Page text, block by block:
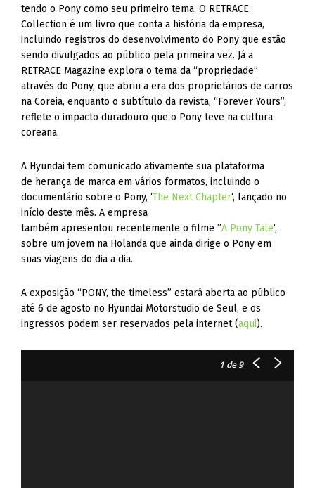
tendo o Pony como seu primeiro tema. O RETRACE
Collection é um livro que conta a história da empresa,
incluindo registros do desenvolvimento do Pony que estão
sendo divulgados ao público pela primeira vez. Já a
RETRACE Magazine explora o tema da “propriedade”
através do Pony, que abriu a era dos proprietários de carros
na Coreia, enquanto o subtítulo da revista, “Forever Yours”,
reflete o impacto duradouro que o Pony teve na cultura
coreana.
A Hyundai tem comunicado ativamente sua plataforma
de herança de marca em vários formatos, incluindo o
documentário sobre o Pony, ‘The Next Chapter‘, lançado no
início deste mês. A empresa
também apresentou recentemente o filme ”A Pony Tale‘,
sobre um jovem na Holanda que ainda dirige o Pony em
suas viagens do dia a dia.
A exposição “PONY, the timeless” estará aberta ao público
até 6 de agosto no Hyundai Motorstudio de Seul, e os
ingressos podem ser reservados pela internet (aqui).
1de 9